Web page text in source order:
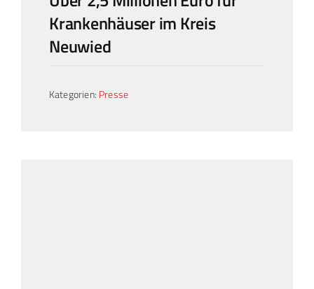
Krankenhäuser im Kreis
Neuwied
Kategorien: Presse